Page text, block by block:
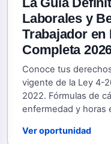
Laborales y
Trabajador
Completa
Conoce tus
vigente de la Ley 4-
2022. Fórmulas de
enfermedad y horas
Ver oportunidad